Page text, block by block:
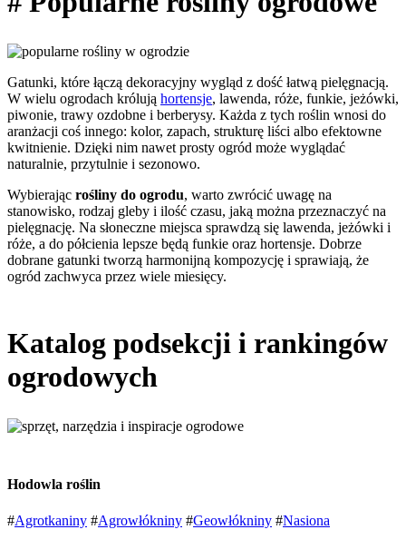
Gatunki, które łączą dekoracyjny wygląd z dość łatwą pielęgnacją.
W wielu ogrodach królują hortensje, lawenda, róże, funkie, jeżówki,
piwonie, trawy ozdobne i berberysy. Każda z tych roślin wnosi do
aranżacji coś innego: kolor, zapach, strukturę liści albo efektowne
kwitnienie. Dzięki nim nawet prosty ogród może wyglądać
naturalnie, przytulnie i sezonowo.
Wybierając rośliny do ogrodu, warto zwrócić uwagę na
stanowisko, rodzaj gleby i ilość czasu, jaką można przeznaczyć na
pielęgnację. Na słoneczne miejsca sprawdzą się lawenda, jeżówki i
róże, a do półcienia lepsze będą funkie oraz hortensje. Dobrze
dobrane gatunki tworzą harmonijną kompozycję i sprawiają, że
ogród zachwyca przez wiele miesięcy.
Katalog podsekcji i rankingów
ogrodowych
Hodowla roślin
#Agrotkaniny #Agrowłókniny #Geowłókniny #Nasiona